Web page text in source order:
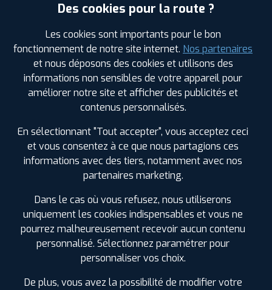
POTENZA SPORT EVO
285/35 ZR 19 103Y
Été
ⓘ C A B 73
Prix unitaire
FAIRE INSTALLER CE
PIRELLI
P-ZERO (PZ4)
285/35 ZR 19 103Y
CODE EAN : 8019227383157
Été
Des cookies pour la route ?
Les cookies sont importants pour le bon
fonctionnement de notre site internet. Nos partenaires
et nous déposons des cookies et utilisons des
informations non sensibles de votre appareil pour
améliorer notre site et afficher des publicités et
contenus personnalisés.
En sélectionnant "Tout accepter", vous acceptez ceci
et vous consentez à ce que nous partagions ces
informations avec des tiers, notamment avec nos
partenaires marketing.
Dans le cas où vous refusez, nous utiliserons
uniquement les cookies indispensables et vous ne
pourrez malheureusement recevoir aucun contenu
personnalisé. Sélectionnez paramétrer pour
personnaliser vos choix.
De plus, vous avez la possibilité de modifier votre